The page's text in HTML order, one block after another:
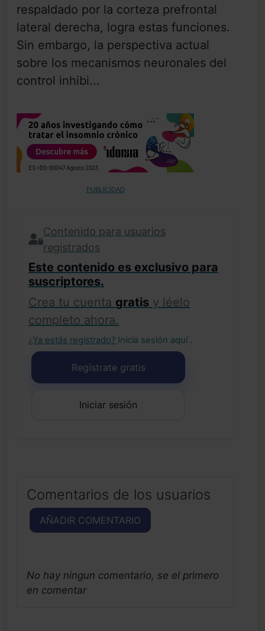
respaldado por la corteza prefrontal
lateral derecha, logra estas funciones.
Sin embargo, la perspectiva actual
sobre los mecanismos neuronales del
control inhibi...
PUBLICIDAD
Contenido para usuarios
registrados
Este contenido es exclusivo para
suscriptores.
Crea tu cuenta gratis y léelo
completo ahora.
¿Ya estás registrado? Inicia sesión aquí .
Regístrate gratis
Iniciar sesión
Comentarios de los usuarios
AÑADIR COMENTARIO
No hay ningun comentario, se el primero
en comentar